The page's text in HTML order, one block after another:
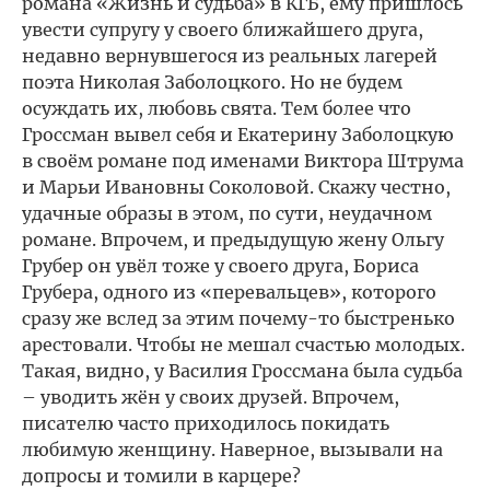
увести супругу у своего ближайшего друга,
недавно вернувшегося из реальных лагерей
поэта Николая Заболоцкого. Но не будем
осуждать их, любовь свята. Тем более что
Гроссман вывел себя и Екатерину Заболоцкую
в своём романе под именами Виктора Штрума
и Марьи Ивановны Соколовой. Скажу честно,
удачные образы в этом, по сути, неудачном
романе. Впрочем, и предыдущую жену Ольгу
Грубер он увёл тоже у своего друга, Бориса
Грубера, одного из «перевальцев», которого
сразу же вслед за этим почему-то быстренько
арестовали. Чтобы не мешал счастью молодых.
Такая, видно, у Василия Гроссмана была судьба
– уводить жён у своих друзей. Впрочем,
писателю часто приходилось покидать
любимую женщину. Наверное, вызывали на
допросы и томили в карцере?